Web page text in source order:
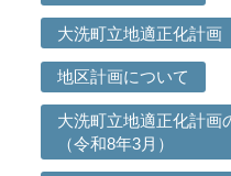
大洗町立地適正化計画
地区計画について
大洗町立地適正化計画
（令和8年3月）